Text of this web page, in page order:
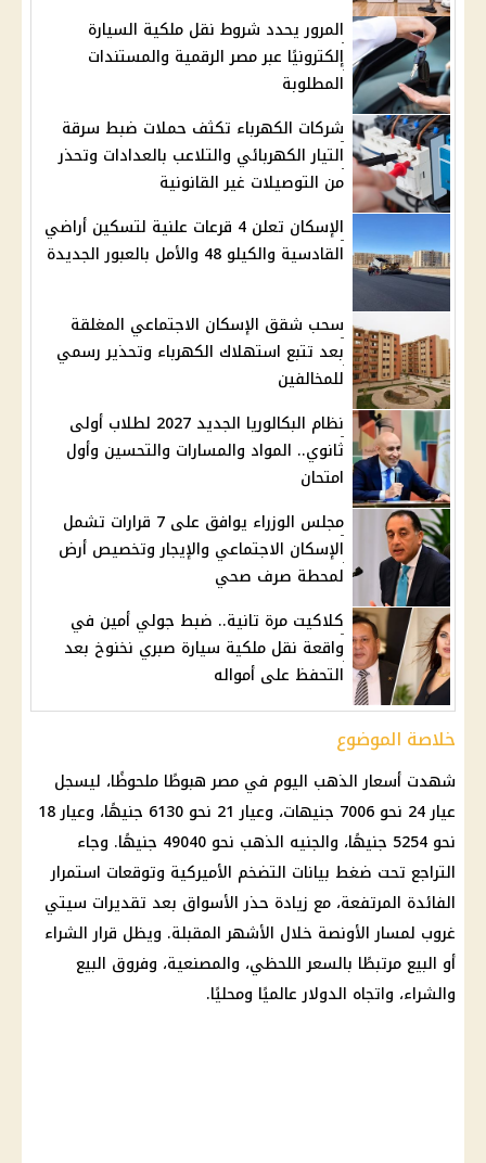
المرور يحدد شروط نقل ملكية السيارة
إلكترونيًا عبر مصر الرقمية والمستندات
المطلوبة
شركات الكهرباء تكثف حملات ضبط سرقة
التيار الكهربائي والتلاعب بالعدادات وتحذر
من التوصيلات غير القانونية
الإسكان تعلن 4 قرعات علنية لتسكين أراضي
القادسية والكيلو 48 والأمل بالعبور الجديدة
سحب شقق الإسكان الاجتماعي المغلقة
بعد تتبع استهلاك الكهرباء وتحذير رسمي
للمخالفين
نظام البكالوريا الجديد 2027 لطلاب أولى
ثانوي.. المواد والمسارات والتحسين وأول
امتحان
مجلس الوزراء يوافق على 7 قرارات تشمل
الإسكان الاجتماعي والإيجار وتخصيص أرض
لمحطة صرف صحي
كلاكيت مرة تانية.. ضبط جولي أمين في
واقعة نقل ملكية سيارة صبري نخنوخ بعد
التحفظ على أمواله
خلاصة الموضوع
شهدت أسعار الذهب اليوم في مصرهبوطًا ملحوظًا، ليسجل
عيار 24
نحو 7006 جنيهات، وعيار 21 نحو 6130 جنيهًا، وعيار 18
نحو 5254 جنيهًا، والجنيه الذهب نحو 49040 جنيهًا. وجاء
التراجع تحت ضغط بيانات التضخم الأميركية وتوقعات استمرار
الفائدة المرتفعة، مع زيادة حذر الأسواق بعد تقديرات سيتي
غروب لمسار الأونصة خلال الأشهر المقبلة. ويظل قرار الشراء
أو البيع مرتبطًا بالسعر اللحظي، والمصنعية، وفروق البيع
والشراء، واتجاه الدولار عالميًا ومحليًا.